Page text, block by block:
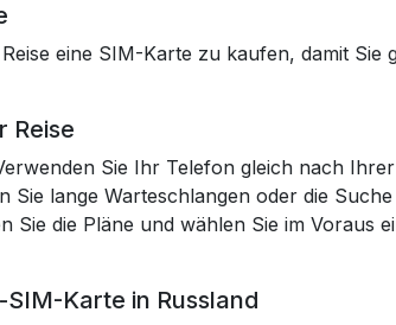
eine SIM-Karte zu kaufen, damit
Reise
Sie Ihr Telefon gleich nach
Sie lange Warteschlangen oder die
Sie die Pläne und wählen Sie im Voraus
Karte in Russland